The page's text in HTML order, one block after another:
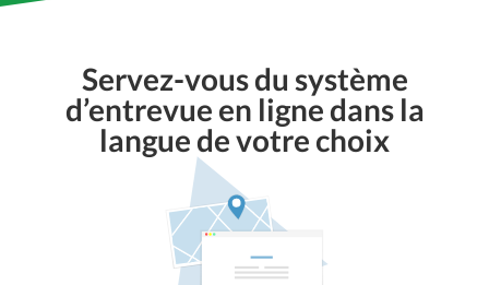
Servez-vous du système
d’entrevue en ligne dans la
langue de votre choix